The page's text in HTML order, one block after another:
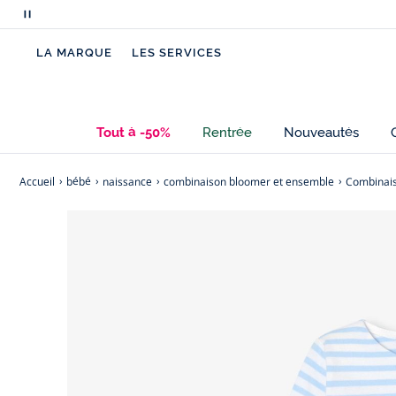
Mettre
pause
LA MARQUE LES SERVICES
Tout à -50% Rentrée Nouveautés
Accueil bébé naissance combinaison bloomer et ensemble